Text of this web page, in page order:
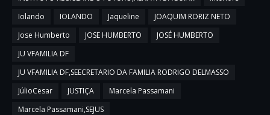
Iolando
IOLANDO Jaqueline
JOAQUIM RORIZ NETO
Jose Humberto
JOSE HUMBERTO
JOSÉ HUMBERTO
JU VFAMILIA DF
JU VFAMILIA DF,SEECRETARIO DA FAMILIA RODRIGO DELMASSO
JúlioCesar
JUSTIÇA
Marcela Passamani
Marcela Passamani,SEJUS